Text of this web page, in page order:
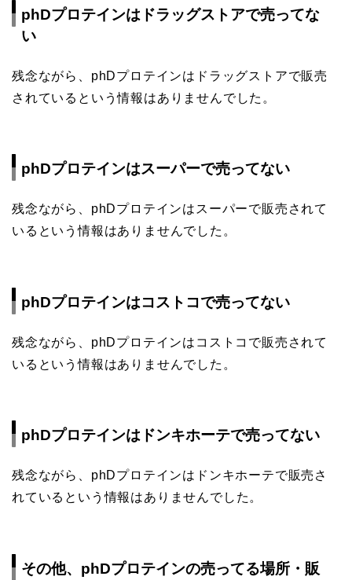
phDプロテインはドラッグストアで売ってな
い
残念ながら、phDプロテインはドラッグストアで販売
されているという情報はありませんでした。
phDプロテインはスーパーで売ってない
残念ながら、phDプロテインはスーパーで販売されて
いるという情報はありませんでした。
phDプロテインはコストコで売ってない
残念ながら、phDプロテインはコストコで販売されて
いるという情報はありませんでした。
phDプロテインはドンキホーテで売ってない
残念ながら、phDプロテインはドンキホーテで販売さ
れているという情報はありませんでした。
その他、phDプロテインの売ってる場所・販